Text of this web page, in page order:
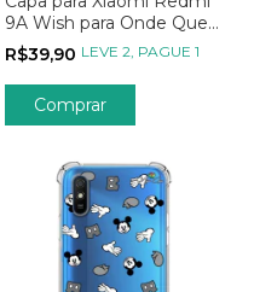
9A Wish para Onde Quer
Ir
R$39,90 LEVE 2, PAGUE 1
Comprar